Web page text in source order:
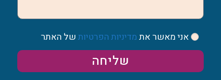
אני מאשר אתמדיניות הפרטיותשל האתר
שליחה